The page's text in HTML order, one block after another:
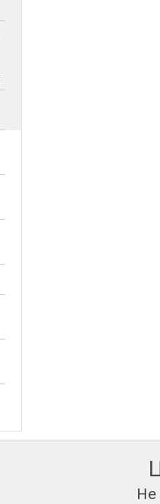
Не